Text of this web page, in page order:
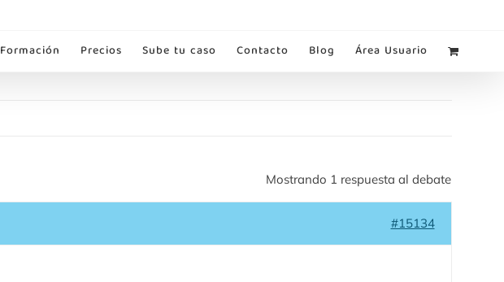
Formación Precios Sube tu caso Contacto Blog Área Usuario
Mostrando 1 respuesta al debate
#15134